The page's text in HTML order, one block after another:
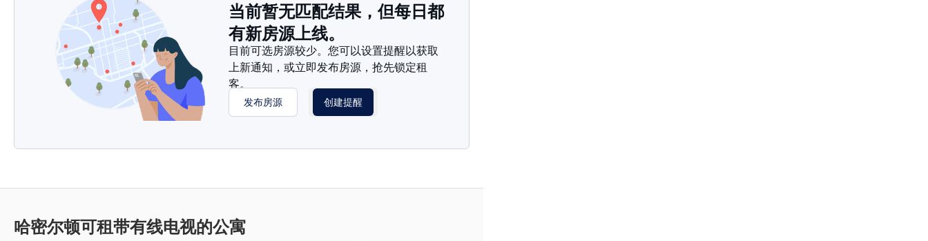
当前暂无匹配结果，但每日都
有新房源上线。
目前可选房源较少。您可以设置提醒以获取
上新通知，或立即发布房源，抢先锁定租
客。
发布房源 创建提醒
哈密尔顿可租带有线电视的公寓